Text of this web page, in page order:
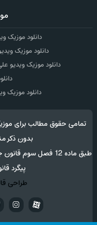
دانلود موزیک
دانلود موزیک
دانلود موزیک ویدیو
دانلود
تمامی حقوق مطالب برای
بدون ذکر
طبق ماده 12 فصل سوم
پیگرد
طراحی